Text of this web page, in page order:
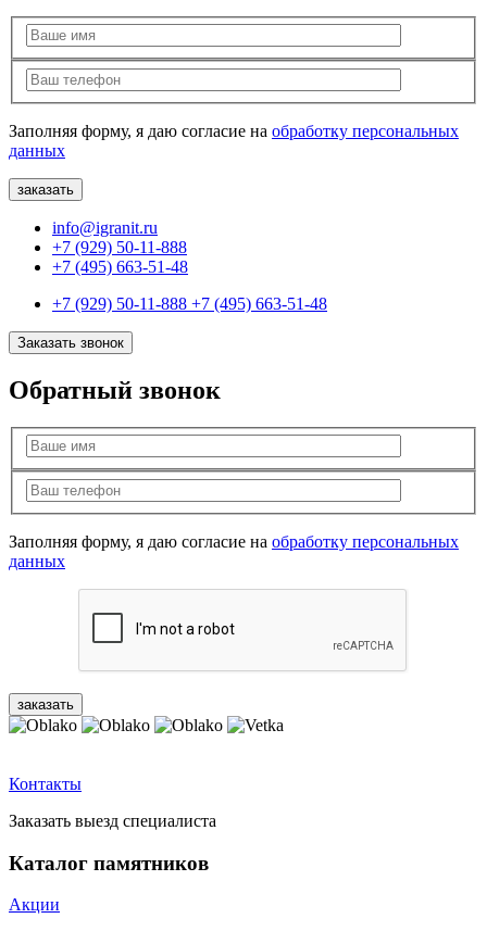
Заполняя форму, я даю согласие на обработку персональных
данных
info@igranit.ru
+7 (929) 50-11-888
+7 (495) 663-51-48
+7 (929) 50-11-888 +7 (495) 663-51-48
Заказать звонок
Обратный звонок
Заполняя форму, я даю согласие на обработку персональных
данных
Контакты
Заказать выезд специалиста
Каталог памятников
Акции